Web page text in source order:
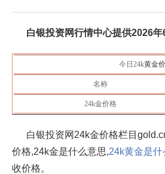
白银投资网行情中心提供2026年
今日24k黄金
名称
24k金价格
白银投资网24k金价格栏目
价格,24k金是什么意思,24k黄金是什
收价格。